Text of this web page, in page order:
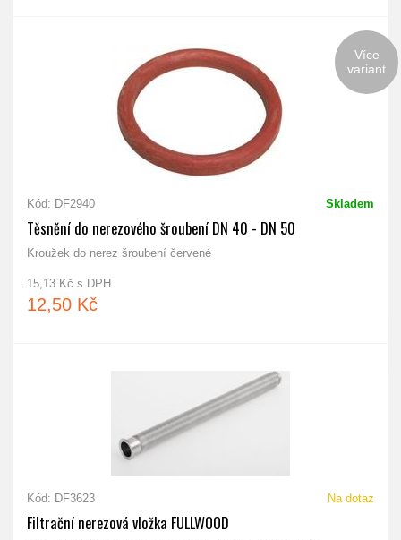
Kód: DF2940 Skladem
Těsnění do nerezového šroubení DN 40 - DN 50
Kroužek do nerez šroubení červené
15,13 Kč s DPH
12,50 Kč
Více
variant
Kód: DF3623 Na dotaz
Filtrační nerezová vložka FULLWOOD